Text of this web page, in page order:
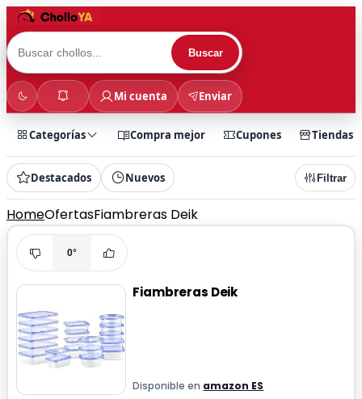
Buscar
Mi cuenta Enviar
Categorías Compra mejor Cupones Tiendas
Destacados Nuevos Filtrar
HomeOfertasFiambreras Deik
0°
Fiambreras Deik
Disponible en amazon ES